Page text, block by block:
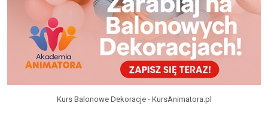
Kurs Balonowe Dekoracje - KursAnimatora.pl